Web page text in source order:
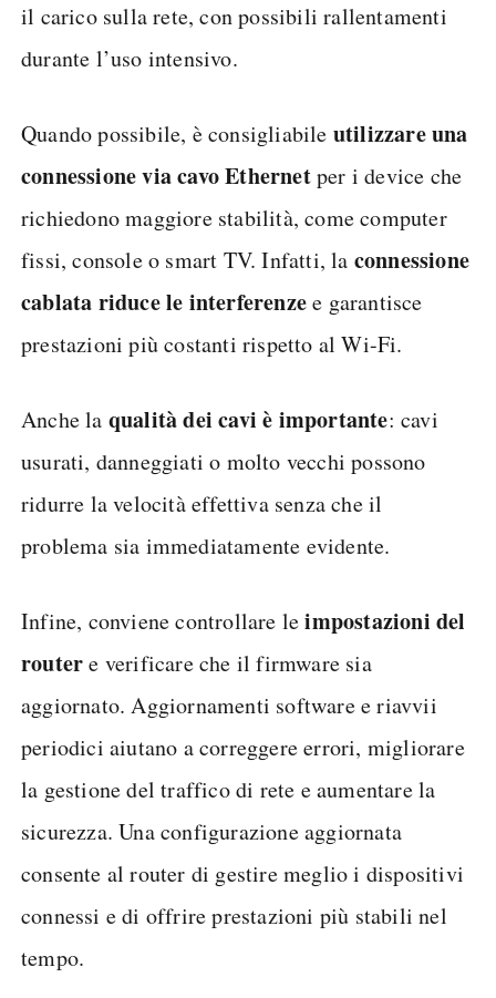
il carico sulla rete, con possibili rallentamenti
durante l’uso intensivo.
Quando possibile, è consigliabile utilizzare una
connessione via cavo Ethernetper i device che
richiedono maggiore stabilità, come computer
fissi, console o smart TV. Infatti, la connessione
cablata riduce le interferenzee garantisce
prestazioni più costanti rispetto al Wi-Fi.
Anche la qualità dei cavi è importante: cavi
usurati, danneggiati o molto vecchi possono
ridurre la velocità effettiva senza che il
problema sia immediatamente evidente.
Infine, conviene controllare leimpostazioni del
routere verificare che il firmware sia
aggiornato. Aggiornamenti software e riavvii
periodici aiutano a correggere errori, migliorare
la gestione del traffico di rete e aumentare la
sicurezza. Una configurazione aggiornata
consente al router di gestire meglio i dispositivi
connessi e di offrire prestazioni più stabili nel
tempo.